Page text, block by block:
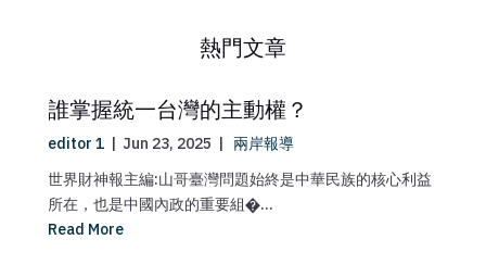
熱門文章
誰掌握統一台灣的主動權？
editor 1 | Jun 23, 2025 | 兩岸報導
世界財神報主編:山哥臺灣問題始終是中華民族的核心利益
所在，也是中國內政的重要組�...
Read More